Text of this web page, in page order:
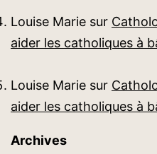
Louise Marie sur
aider les catholiques à
Louise Marie sur
aider les catholiques à
Archives